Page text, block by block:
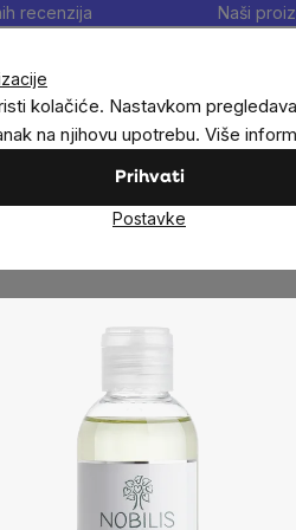
kolačiće. Nastavkom
na njihovu upotrebu. Više
Prihvati
Postavke
recenzija Naši
Traži
Dodaci prehraniNoviteti
Nobilis Tilia